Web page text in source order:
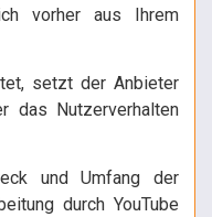
vorher aus Ihrem
setzt der Anbieter
das Nutzerverhalten
und Umfang der
durch YouTube